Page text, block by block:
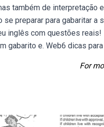
também de interpretação
se preparar para gabaritar a
inglês com questões
gabarito e. Web6 dicas
For